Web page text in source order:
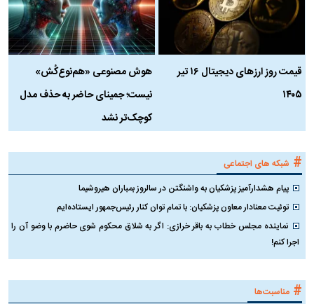
قیمت روز ارز‌های دیجیتال ۱۶ تیر
۱۴۰۵
هوش مصنوعی «هم‌نوع‌کُش»
نیست؛ جمینای حاضر به حذف مدل
کوچک‌تر نشد
# شبکه های اجتماعی
پیام هشدارآمیز پزشکیان به واشنگتن در سالروز بمباران هیروشیما
توئیت معنادار معاون پزشکیان: با تمام توان کنار رئیس‌جمهور ایستاده‌ایم
نماینده مجلس خطاب به باقر خرازی: اگر به شلاق محکوم شوی حاضرم با وضو آن را
اجرا کنم!
# مناسبت‌ها